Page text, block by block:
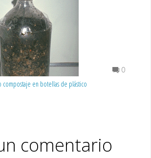
0
compostaje en botellas de plástico
comentario